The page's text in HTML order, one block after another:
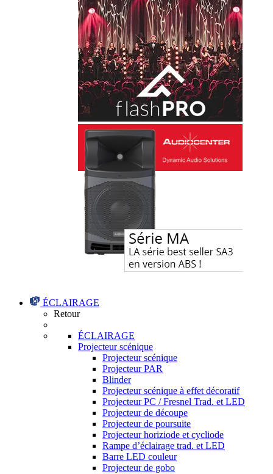
ÉCLAIRAGE
Retour
ÉCLAIRAGE
Projecteur scénique
Projecteur scénique
Projecteur PAR
Blinder
Projecteur scénique à effet décoratif
Projecteur PC / Fresnel Trad. et LED
Projecteur de découpe
Projecteur de poursuite
Projecteur horiziode et cycliode
Rampe d’éclairage trad. et LED
Barre LED couleur
Projecteur de gobo